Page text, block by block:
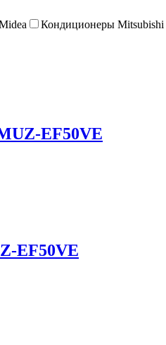
Кондиционеры Mitsubishi
EF50VE
EF50VE